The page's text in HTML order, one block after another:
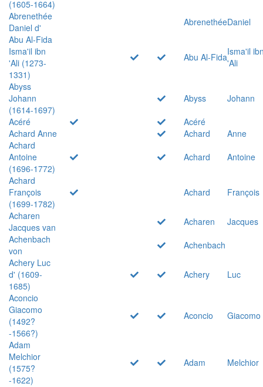
(1605-1664)
Abrenethée
Daniel d'
AbrenethéeDaniel
Abu Al-Fida
Isma'il ibn
'Ali (1273-
1331)
Abu Al-FidaIsma'il
'Ali
Abyss
Johann
(1614-1697)
Abyss
Johann
Acéré
Acéré
Achard Anne
Achard
Anne
Achard
Antoine
(1696-1772)
Achard
Antoine
Achard
François
(1699-1782)
Achard
François
Acharen
Jacques van
Acharen
Jacques
Achenbach
von
Achenbach
Achery Luc
d' (1609-
1685)
Achery
Luc
Aconcio
Giacomo
(1492?
-1566?)
Aconcio Giacomo
Adam
Melchior
(1575?
-1622)
Adam Melchior